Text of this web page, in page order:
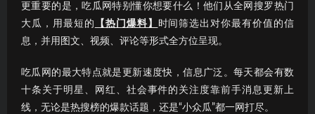
更重要的是，吃瓜网特别懂你想要什么！他们从全网搜罗热门
大瓜，用最短的
【热门爆料】
时间筛选出对你最有价值的信
息，并用图文、视频、评论等形式全方位呈现。
吃瓜网的最大特点就是更新速度快，信息广泛。每天都会有数
十条关于明星、网红、社会事件的关注度靠前手消息更新上
线，无论是热搜榜的爆款话题，还是“小众瓜”都一网打尽。